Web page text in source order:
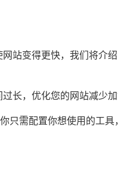
站变得更快，我们将介
长，优化您的网站减少
需配置你想使用的工具